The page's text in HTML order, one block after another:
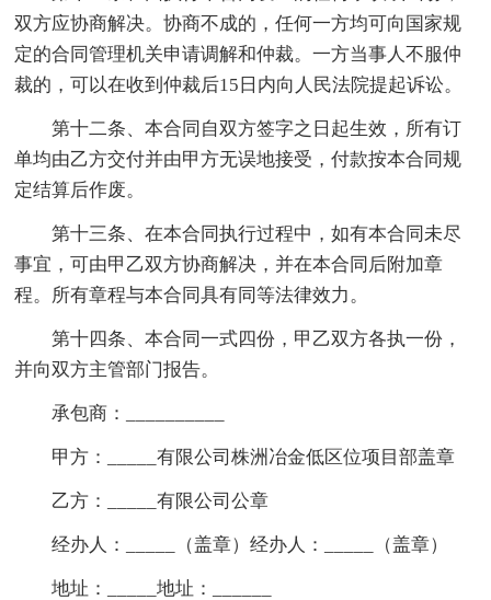
双方应协商解决。协商不成的，任何一方均可向国家规
定的合同管理机关申请调解和仲裁。一方当事人不服仲
裁的，可以在收到仲裁后15日内向人民法院提起诉讼。
第十二条、本合同自双方签字之日起生效，所有订
单均由乙方交付并由甲方无误地接受，付款按本合同规
定结算后作废。
第十三条、在本合同执行过程中，如有本合同未尽
事宜，可由甲乙双方协商解决，并在本合同后附加章
程。所有章程与本合同具有同等法律效力。
第十四条、本合同一式四份，甲乙双方各执一份，
并向双方主管部门报告。
承包商：__________
甲方：_____有限公司株洲冶金低区位项目部盖章
乙方：_____有限公司公章
经办人：_____（盖章）经办人：_____（盖章）
地址：_____地址：______